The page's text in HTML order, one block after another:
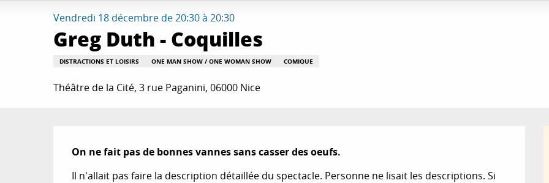
Vendredi 18 décembre de 20:30 à 20:30
Greg Duth - Coquilles
DISTRACTIONS ET LOISIRS ONE MAN SHOW / ONE WOMAN SHOW COMIQUE
Théâtre de la Cité, 3 rue Paganini, 06000 Nice
Description
On ne fait pas de bonnes vannes sans casser des oeufs.
Il n'allait pas faire la description détaillée du spectacle. Personne ne lisait les descriptions. Si